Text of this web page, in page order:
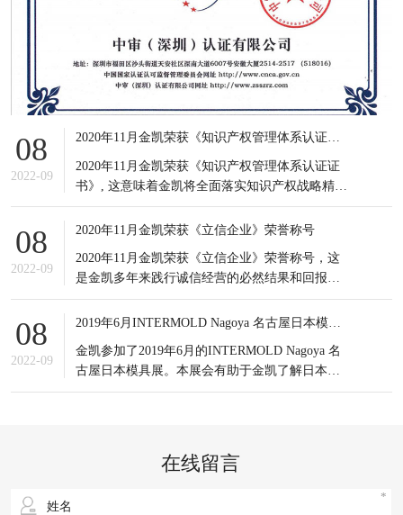
08
2022-09
2020年11月金凯荣获《知识产权管理体系认证证书》
2020年11月金凯荣获《知识产权管理体系认证证
书》, 这意味着金凯将全面落实知识产权战略精
神，积极应对知识产权竞争态势，有效提高知识
产权对企业经营发展的贡献水平。
08
2022-09
2020年11月金凯荣获《立信企业》荣誉称号
2020年11月金凯荣获《立信企业》荣誉称号，这
是金凯多年来践行诚信经营的必然结果和回报，
更是金凯所有员工的共同荣耀，可谓实至名归。
信誉是企业之基，生存之本，是企业最宝贵的无
08
2022-09
2019年6月INTERMOLD Nagoya 名古屋日本模具展
金凯参加了2019年6月的INTERMOLD Nagoya 名
古屋日本模具展。本展会有助于金凯了解日本当
前新的市场发展情况以及设备制造商的产品更新
研发等方面的综合实力。
在线留言